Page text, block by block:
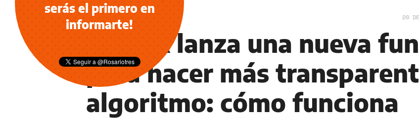
TECNOLOGÍA 20
TikTok lanza una nueva
para hacer más
algoritmo: cómo funciona
serás el primero en
informarte!